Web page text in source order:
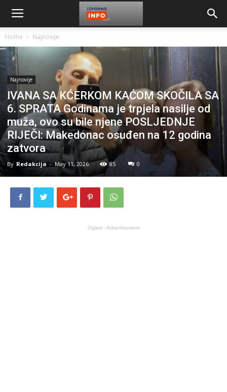
Home Najnovije
Najnovije
IVANA SA KĆERKOM KAĆOM SKOČILA SA
6. SPRATA Godinama je trpjela nasilje od
muža, ovo su bile njene POSLJEDNJE
RIJEČI: Makedonac osuđen na 12 godina
zatvora
By Redakcija - May 11, 2026 85 0
Oglasi - Advertisement